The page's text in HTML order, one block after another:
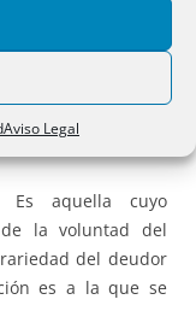
Aviso Legal
entre la
simplemente
a las primeras
CC)
Es aquella cuyo
la voluntad del
del deudor
es a la que se